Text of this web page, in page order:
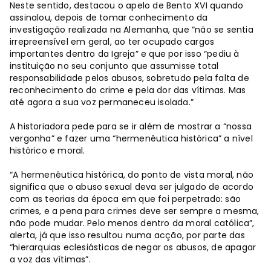
Neste sentido, destacou o apelo de Bento XVI quando
assinalou, depois de tomar conhecimento da
investigação realizada na Alemanha, que “não se sentia
irrepreensível em geral, ao ter ocupado cargos
importantes dentro da Igreja” e que por isso “pediu à
instituição no seu conjunto que assumisse total
responsabilidade pelos abusos, sobretudo pela falta de
reconhecimento do crime e pela dor das vítimas. Mas
até agora a sua voz permaneceu isolada.”
A historiadora pede para se ir além de mostrar a “nossa
vergonha” e fazer uma “hermenêutica histórica” a nível
histórico e moral.
“A hermenêutica histórica, do ponto de vista moral, não
significa que o abuso sexual deva ser julgado de acordo
com as teorias da época em que foi perpetrado: são
crimes, e a pena para crimes deve ser sempre a mesma,
não pode mudar. Pelo menos dentro da moral católica”,
alerta, já que isso resultou numa acção, por parte das
“hierarquias eclesiásticas de negar os abusos, de apagar
a voz das vítimas”.